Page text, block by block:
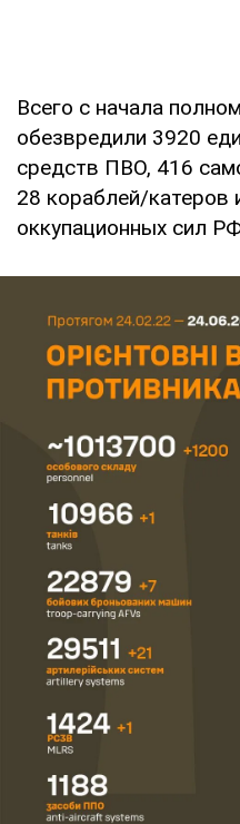
Всего с начала
обезвредили 3920
средств ПВО, 416
28 кораблей/катеров
оккупационных сил